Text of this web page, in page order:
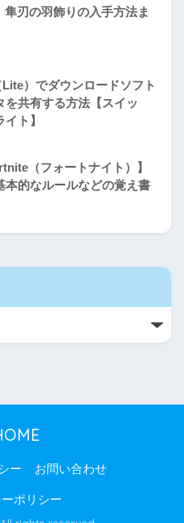
隼刃の羽飾りの入手方法ま
）でダウンロードソフト
を共有する方法【スイッ
ト】
（フォートナイト）】
本的なルールなどの覚え書
ー お問い合わせ
ポリシー